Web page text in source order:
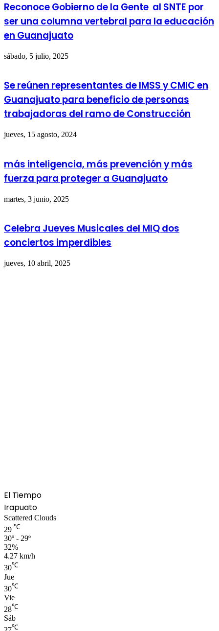
Reconoce Gobierno de la Gente al SNTE por
ser una columna vertebral para la educación
en Guanajuato
sábado, 5 julio, 2025
Se reúnen representantes de IMSS y CMIC en
Guanajuato para beneficio de personas
trabajadoras del ramo de Construcción
jueves, 15 agosto, 2024
más inteligencia, más prevención y más
fuerza para proteger a Guanajuato
martes, 3 junio, 2025
Celebra Jueves Musicales del MIQ dos
conciertos imperdibles
jueves, 10 abril, 2025
El Tiempo
Irapuato
Scattered Clouds
29 ℃
30º - 29º
32%
4.27 km/h
30℃
Jue
30℃
Vie
28℃
Sáb
℃